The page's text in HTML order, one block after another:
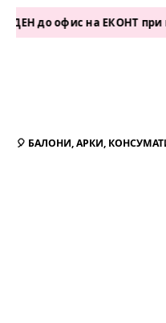
на ЕКОНТ при поръчка
🎈 БАЛОНИ, АРКИ,